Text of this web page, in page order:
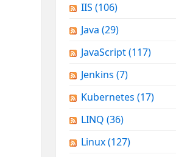
IIS (106)
Java (29)
JavaScript(117)
Jenkins (7)
Kubernetes (17)
LINQ (36)
Linux(127)